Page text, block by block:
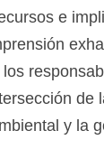
e
de
y la